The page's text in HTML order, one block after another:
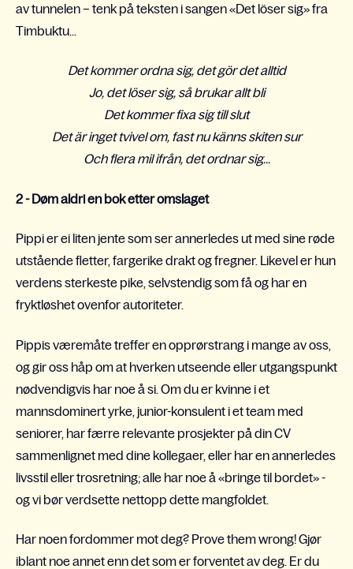
av tunnelen – tenk på teksten i sangen «Det löser sig» fra
Timbuktu...
Det kommer ordna sig, det gör det alltid
Jo, det löser sig, så brukar allt bli
Det kommer fixa sig till slut
Det är inget tvivel om, fast nu känns skiten sur
Och flera mil ifrån, det ordnar sig...
2 - Døm aldri en bok etter omslaget
Pippi er ei liten jente som ser annerledes ut med sine røde
utstående fletter, fargerike drakt og fregner. Likevel er hun
verdens sterkeste pike, selvstendig som få og har en
fryktløshet ovenfor autoriteter.
Pippis væremåte treffer en opprørstrang i mange av oss,
og gir oss håp om at hverken utseende eller utgangspunkt
nødvendigvis har noe å si. Om du er kvinne i et
mannsdominert yrke, junior-konsulent i et team med
seniorer, har færre relevante prosjekter på din CV
sammenlignet med dine kollegaer, eller har en annerledes
livsstil eller trosretning; alle har noe å «bringe til bordet» -
og vi bør verdsette nettopp dette mangfoldet.
Har noen fordommer mot deg? Prove them wrong! Gjør
iblant noe annet enn det som erforventet av deg. Er du